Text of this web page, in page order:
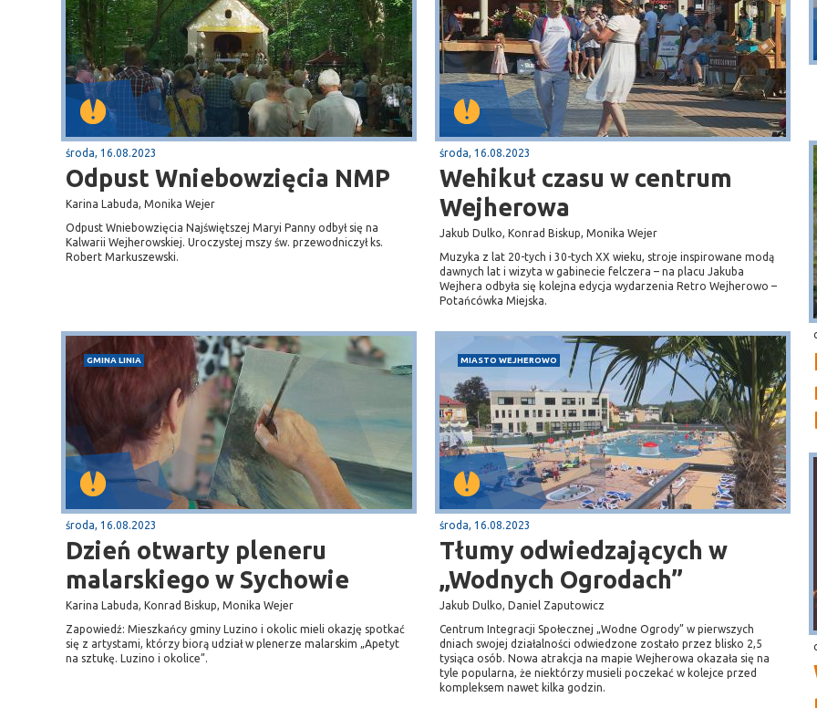
środa, 16.08.2023
Odpust Wniebowzięcia NMP
Karina Labuda, Monika Wejer
Odpust Wniebowzięcia Najświętszej Maryi Panny odbył się na
Kalwarii Wejherowskiej. Uroczystej mszy św. przewodniczył ks.
Robert Markuszewski.
środa, 16.08.2023
Wehikuł czasu w centrum
Wejherowa
Jakub Dulko, Konrad Biskup, Monika Wejer
Muzyka z lat 20-tych i 30-tych XX wieku, stroje inspirowane modą
dawnych lat i wizyta w gabinecie felczera – na placu Jakuba
Wejhera odbyła się kolejna edycja wydarzenia Retro Wejherowo –
Potańcówka Miejska.
GMINA LINIA
środa, 16.08.2023
Dzień otwarty pleneru
malarskiego w Sychowie
Karina Labuda, Konrad Biskup, Monika Wejer
Zapowiedź: Mieszkańcy gminy Luzino i okolic mieli okazję spotkać
się z artystami, którzy biorą udział w plenerze malarskim „Apetyt
na sztukę. Luzino i okolice”.
MIASTO WEJHEROWO
środa, 16.08.2023
Tłumy odwiedzających w
„Wodnych Ogrodach”
Jakub Dulko, Daniel Zaputowicz
Centrum Integracji Społecznej „Wodne Ogrody” w pierwszych
dniach swojej działalności odwiedzone zostało przez blisko 2,5
tysiąca osób. Nowa atrakcja na mapie Wejherowa okazała się na
tyle popularna, że niektórzy musieli poczekać w kolejce przed
kompleksem nawet kilka godzin.
krajową nr 6
Sopot
plaża
Puck
Przystań, molo